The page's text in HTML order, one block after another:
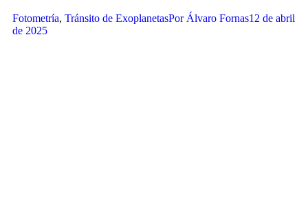
Fotometría, Tránsito de ExoplanetasPor Álvaro Fornas12 de abril
de 2025